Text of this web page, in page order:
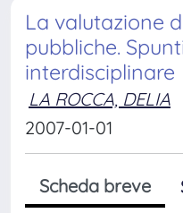
La valutazione
pubbliche.
interdisciplinare
LA ROCCA, DELIA
2007-01-01
Scheda breve